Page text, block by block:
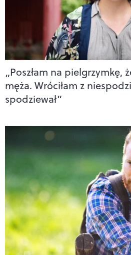
„Poszłam na pielgrzymkę,
męża. Wróciłam z
spodziewał”